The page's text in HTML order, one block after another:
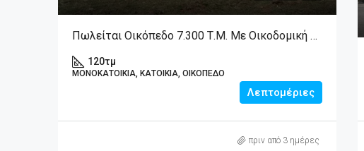
Πωλείται Οικόπεδο 7.300 Τ.μ. Με Οικοδομική Άδεια & Ημιτελή Μεζονέτα Στην Αράχωβα – Λιβάδι
120τμ
ΜΟΝΟΚΑΤΟΙΚΊΑ, ΚΑΤΟΙΚΊΑ, ΟΙΚΌΠΕΔΟ
Λεπτομέριες
πριν από 3 ημέρες